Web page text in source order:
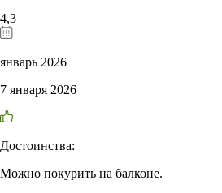
4,3
январь 2026
7 января 2026
Достоинства:
Можно покурить на балконе.